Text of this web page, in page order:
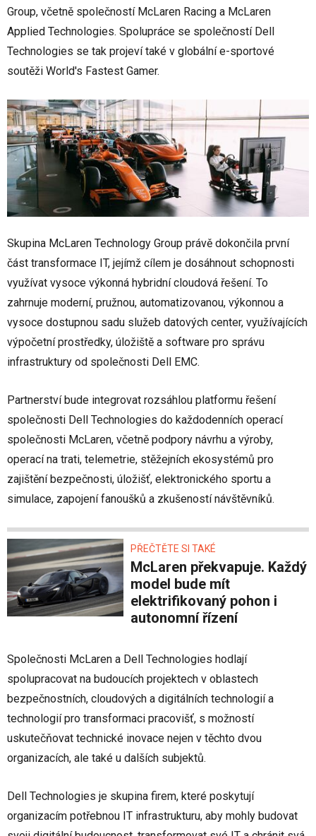
Group, včetně společností McLaren Racing a McLaren
Applied Technologies. Spolupráce se společností Dell
Technologies se tak projeví také v globální e-sportové
soutěži World's Fastest Gamer.
Skupina McLaren Technology Group právě dokončila první
část transformace IT, jejímž cílem je dosáhnout schopnosti
využívat vysoce výkonná hybridní cloudová řešení. To
zahrnuje moderní, pružnou, automatizovanou, výkonnou a
vysoce dostupnou sadu služeb datových center, využívajících
výpočetní prostředky, úložiště a software pro správu
infrastruktury od společnosti Dell EMC.
Partnerství bude integrovat rozsáhlou platformu řešení
společnosti Dell Technologies do každodenních operací
společnosti McLaren, včetně podpory návrhu a výroby,
operací na trati, telemetrie, stěžejních ekosystémů pro
zajištění bezpečnosti, úložišť, elektronického sportu a
simulace, zapojení fanoušků a zkušeností návštěvníků.
PŘEČTĚTE SI TAKÉ
McLaren překvapuje. Každý
model bude mít
elektrifikovaný pohon i
autonomní řízení
Společnosti McLaren a Dell Technologies hodlají
spolupracovat na budoucích projektech v oblastech
bezpečnostních, cloudových a digitálních technologií a
technologií pro transformaci pracovišť, s možností
uskutečňovat technické inovace nejen v těchto dvou
organizacích, ale také u dalších subjektů.
Dell Technologies je skupina firem, které poskytují
organizacím potřebnou IT infrastrukturu, aby mohly budovat